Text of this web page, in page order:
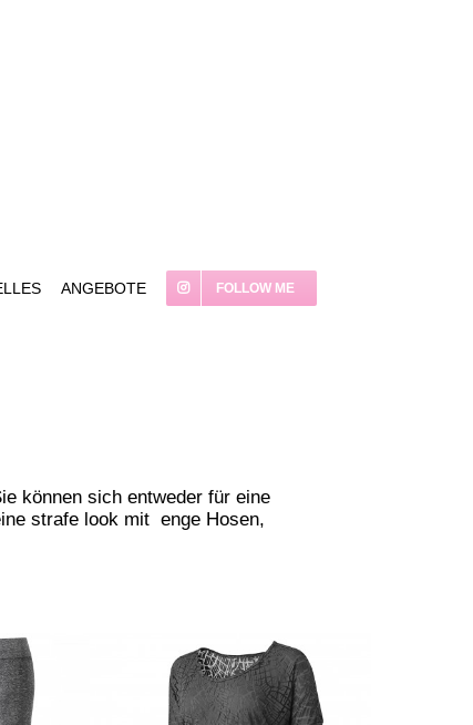
ANGEBOTE FOLLOW ME
können sich entweder für eine
strafe look mit enge Hosen,